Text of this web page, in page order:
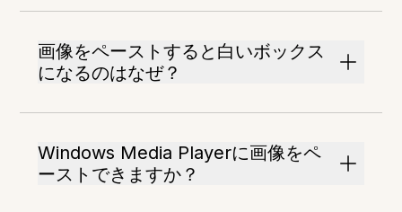
画像をペーストすると白いボックス
になるのはなぜ？
Windows Media Playerに画像をペ
ーストできますか？